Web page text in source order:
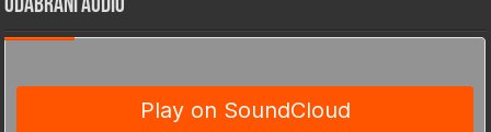
Odabrani Audio